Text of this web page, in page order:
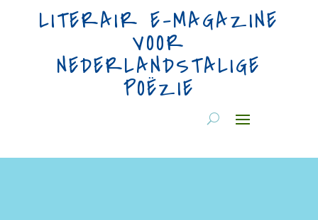
LITERAIR E-MAGAZINE
VOOR
NEDERLANDSTALIGE
POËZIE